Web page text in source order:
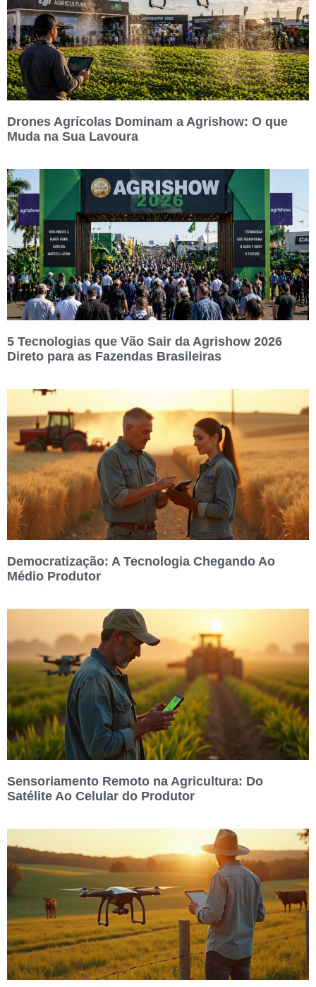
Drones Agrícolas Dominam a Agrishow: O que
Muda na Sua Lavoura
5 Tecnologias que Vão Sair da Agrishow 2026
Direto para as Fazendas Brasileiras
Democratização: A Tecnologia Chegando Ao
Médio Produtor
Sensoriamento Remoto na Agricultura: Do
Satélite Ao Celular do Produtor